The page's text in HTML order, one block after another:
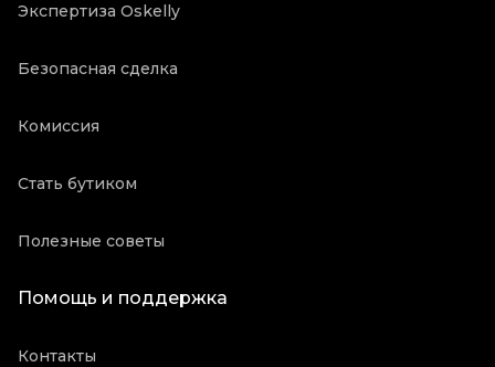
Экспертиза Oskelly
Безопасная сделка
Комиссия
Стать бутиком
Полезные советы
Помощь и поддержка
Контакты